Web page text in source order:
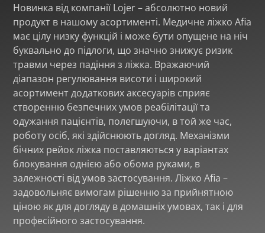
Новинка від компанії Lojer – абсолютно новий
продукт в нашому асортименті. Медичне ліжко Afia
має цілу низку функцій і може бути опущене на ніч
буквально до підлоги, що значно знижує ризик
травми через падіння з ліжка. Вражаючий
діапазон регулювання висоти і широкий
асортимент додаткових аксесуарів сприяє
створенню безпечних умов реабілітації та
одужання пацієнтів, полегшуючи, в той же час,
роботу осіб, які здійснюють догляд. Механізми
бічних рейок ліжка поставляються у варіантах
блокування однією або обома руками, в
залежності від умов застосування. Ліжко Afia –
задовольняє вимогам рішенню за прийнятною
ціною як для догляду в домашніх умовах, так і для
професійного застосування.